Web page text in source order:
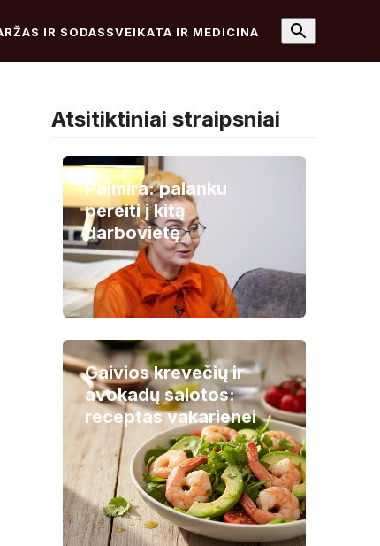
IR SODASSVEIKATA IR MEDICINA
Atsitiktiniai straipsniai
Palmira: palanku
pereiti į kitą
darbovietę
Gaivios krevečių ir
avokadų salotos:
receptas vakarienei